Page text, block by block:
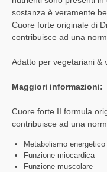
sostanza è veramente
Cuore forte originale di
contribuisce ad una
Adatto per vegetariani &
Maggiori informazioni:
Cuore forte II formula
contribuisce ad una
Metabolismo energetico
Funzione miocardica
Funzione muscolare